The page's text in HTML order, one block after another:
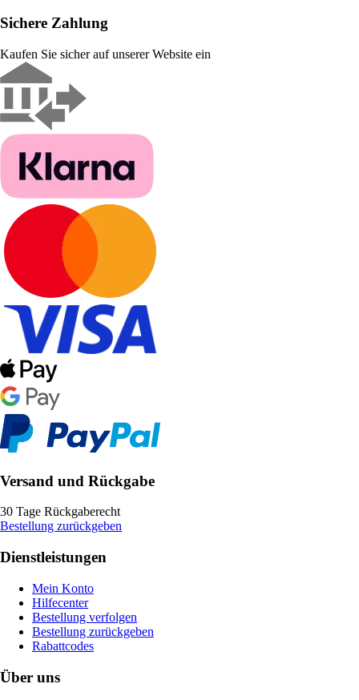
Sichere Zahlung
Kaufen Sie sicher auf unserer Website ein
Versand und Rückgabe
30 Tage Rückgaberecht
Bestellung zurückgeben
Dienstleistungen
Mein Konto
Hilfecenter
Bestellung verfolgen
Bestellung zurückgeben
Rabattcodes
Über uns